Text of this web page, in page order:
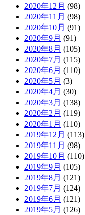
2020年12月 (98)
2020年11月 (98)
2020年10月 (91)
2020年9月 (91)
2020年8月 (105)
2020年7月 (115)
2020年6月 (110)
2020年5月 (3)
2020年4月 (30)
2020年3月 (138)
2020年2月 (119)
2020年1月 (110)
2019年12月 (113)
2019年11月 (98)
2019年10月 (110)
2019年9月 (105)
2019年8月 (121)
2019年7月 (124)
2019年6月 (121)
2019年5月 (126)